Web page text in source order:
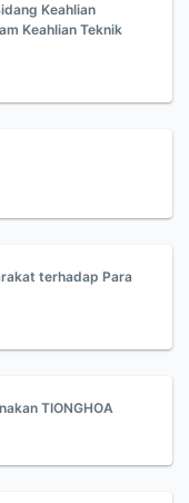
Keahlian
Keahlian Teknik
terhadap Para
TIONGHOA